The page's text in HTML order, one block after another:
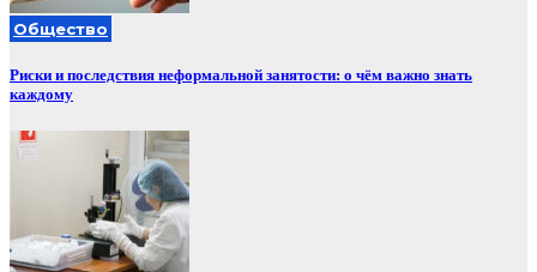
Общество
Риски и последствия неформальной занятости: о чём важно знать
каждому